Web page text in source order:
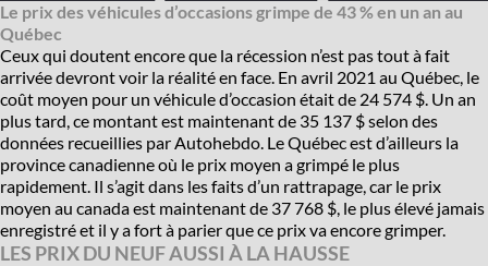
Le prix des véhicules d’occasions grimpe de 43 % en un an au
Québec
Ceux qui doutent encore que la récession n’est pas tout à fait
arrivée devront voir la réalité en face. En avril 2021 au Québec, le
coût moyen pour un véhicule d’occasion était de 24 574 $. Un an
plus tard, ce montant est maintenant de 35 137 $ selon des
données recueillies par Autohebdo. Le Québec est d’ailleurs la
province canadienne où le prix moyen a grimpé le plus
rapidement. Il s’agit dans les faits d’un rattrapage, car le prix
moyen au canada est maintenant de 37 768 $, le plus élevé jamais
enregistré et il y a fort à parier que ce prix va encore grimper.
LES PRIX DU NEUF AUSSI À LA HAUSSE